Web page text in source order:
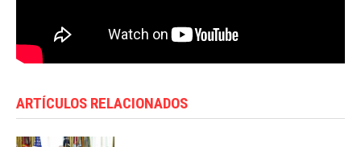
ARTÍCULOS RELACIONADOS